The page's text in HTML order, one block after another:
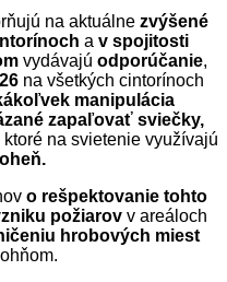
na aktuálne zvýšené
a v spojitosti
vydávajú odporúčanie,
na všetkých cintorínoch
manipulácia
zapaľovať sviečky,
ktoré na svietenie využívajú
o rešpektovanie tohto
požiarovv areáloch
hrobových miest